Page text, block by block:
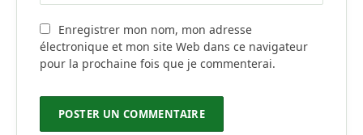
Enregistrer mon nom, mon adresse
électronique et mon site Web dans ce navigateur
pour la prochaine fois que je commenterai.